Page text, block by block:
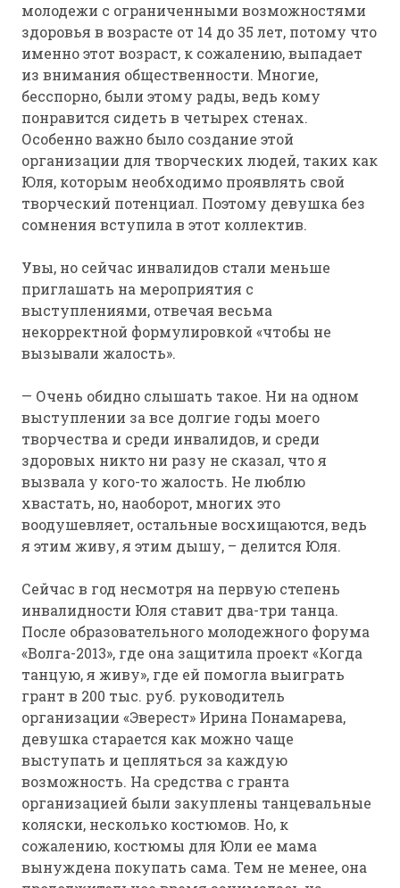
молодежи с ограниченными возможностями
здоровья в возрасте от 14 до 35 лет, потому что
именно этот возраст, к сожалению, выпадает
из внимания общественности. Многие,
бесспорно, были этому рады, ведь кому
понравится сидеть в четырех стенах.
Особенно важно было создание этой
организации для творческих людей, таких как
Юля, которым необходимо проявлять свой
творческий потенциал. Поэтому девушка без
сомнения вступила в этот коллектив.
Увы, но сейчас инвалидов стали меньше
приглашать на мероприятия с
выступлениями, отвечая весьма
некорректной формулировкой «чтобы не
вызывали жалость».
— Очень обидно слышать такое. Ни на одном
выступлении за все долгие годы моего
творчества и среди инвалидов, и среди
здоровых никто ни разу не сказал, что я
вызвала у кого-то жалость. Не люблю
хвастать, но, наоборот, многих это
воодушевляет, остальные восхищаются, ведь
я этим живу, я этим дышу, – делится Юля.
Сейчас в год несмотря на первую степень
инвалидности Юля ставит два-три танца.
После образовательного молодежного форума
«Волга-2013», где она защитила проект «Когда
танцую, я живу», где ей помогла выиграть
грант в 200 тыс. руб. руководитель
организации «Эверест» Ирина Понамарева,
девушка старается как можно чаще
выступать и цепляться за каждую
возможность. На средства с гранта
организацией были закуплены танцевальные
коляски, несколько костюмов. Но, к
сожалению, костюмы для Юли ее мама
вынуждена покупать сама. Тем не менее, она